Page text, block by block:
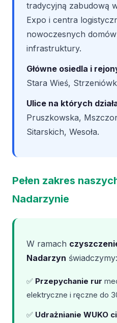
tradycyjną zabudową
Expo i centra
nowoczesnych domów
infrastruktury.
Główne osiedla i
Stara Wieś,
Ulice na których
Pruszkowska,
Sitarskich, Wesoła.
Pełen zakres
Nadarzynie
W ramach
Nadarzyn świadczymy:
✅ Przepychanie rur
elektryczne i ręczne do
✅ Udrażnianie WUKO